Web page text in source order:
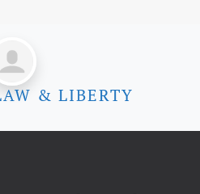
& LIBERTY